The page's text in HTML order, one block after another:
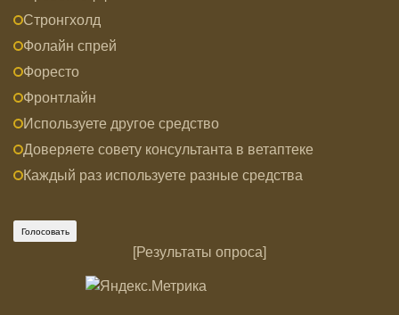
Стронгхолд
Фолайн спрей
Форесто
Фронтлайн
Используете другое средство
Доверяете совету консультанта в ветаптеке
Каждый раз используете разные средства
[Результаты опроса]